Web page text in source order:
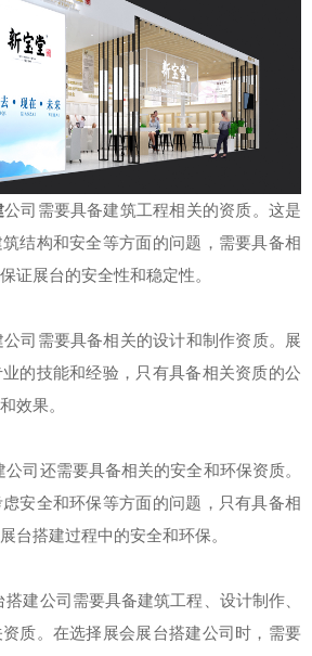
公司需要具备建筑工程相关的资质。这是
结构和安全等方面的问题，需要具备相
证展台的安全性和稳定性。
司需要具备相关的设计和制作资质。展
的技能和经验，只有具备相关资质的公
效果。
司还需要具备相关的安全和环保资质。
安全和环保等方面的问题，只有具备相
台搭建过程中的安全和环保。
建公司需要具备建筑工程、设计制作、
质。在选择展会展台搭建公司时，需要